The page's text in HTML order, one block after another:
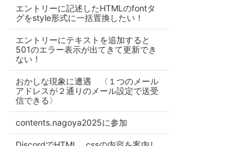
エントリーに記述したHTMLのfontタ
グをstyle形式に一括置換したい！
エントリーにテキストを追加すると
501のエラー表示が出てきて更新でき
ない！
おかしな現象に遭遇 〈１つのメール
アドレスが２通りのメール設定で送受
信できる〉
contents.nagoya2025に参加